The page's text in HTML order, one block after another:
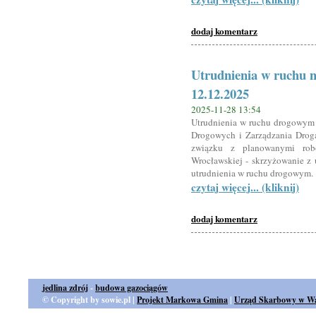
dodaj komentarz
Utrudnienia w ruchu
12.12.2025
2025-11-28 13:54
Utrudnienia w ruchu
Drogowych i Zarządzania
związku z planowanymi
Wrocławskiej - skrzyżowanie z
utrudnienia w ruchu drogowym.
czytaj więcej... (kliknij)
dodaj komentarz
jedlina zdrój-budowa gazociągów
© Copyright by sowie.pl | Projekt Markowa Gmina | Urząd Skarbowy w